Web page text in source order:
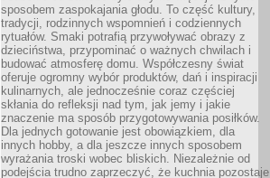
sposobem zaspokajania głodu. To część kultury,
tradycji, rodzinnych wspomnień i codziennych
rytuałów. Smaki potrafią przywoływać obrazy z
dzieciństwa, przypominać o ważnych chwilach i
budować atmosferę domu. Współczesny świat
oferuje ogromny wybór produktów, dań i inspiracji
kulinarnych, ale jednocześnie coraz częściej
skłania do refleksji nad tym, jak jemy i jakie
znaczenie ma sposób przygotowywania posiłków.
Dla jednych gotowanie jest obowiązkiem, dla
innych hobby, a dla jeszcze innych sposobem
wyrażania troski wobec bliskich. Niezależnie od
podejścia trudno zaprzeczyć, że kuchnia pozostaje